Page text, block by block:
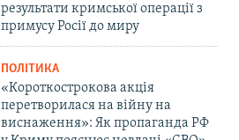
результати кримської операції з
примусу Росії до миру
ПОЛІТИКА
«Короткострокова акція
перетворилася на війну на
виснаження»: Як пропаганда РФ